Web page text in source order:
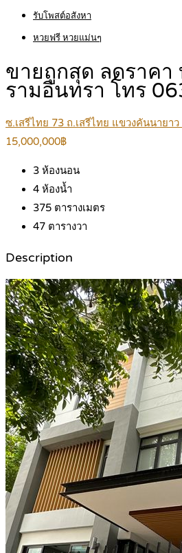
รับโพสต์อสังหา
หวยฟรี หวยแม่นๆ
ขายถูกสุด ลดราคา
รามอินทรา โทร
ซ.เสรีไทย 73 ถ.เสรีไทย แขวงคันนายา
15,000,000฿
3 ห้องนอน
4 ห้องน้ำ
375 ตารางเมตร
47 ตารางวา
Description